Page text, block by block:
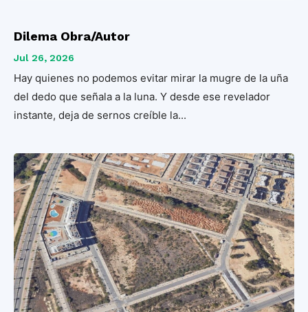
Dilema Obra/Autor
Jul 26, 2026
Hay quienes no podemos evitar mirar la mugre de la uña
del dedo que señala a la luna. Y desde ese revelador
instante, deja de sernos creíble la...